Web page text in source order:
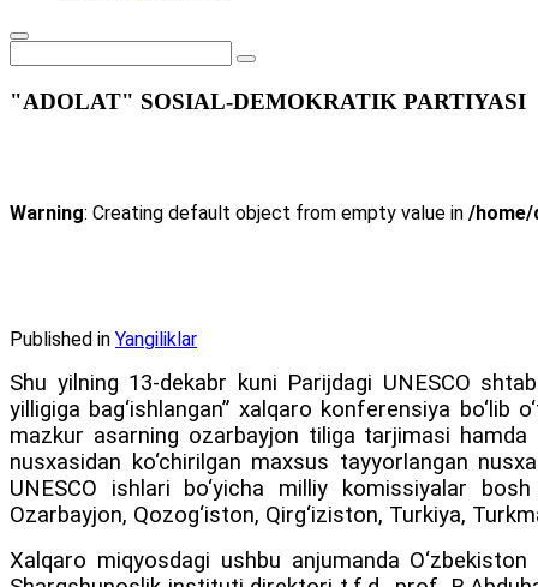
"ADOLAT" SOSIAL-DEMOKRATIK PARTIYASI
Warning: Creating default object from empty value in /home/
Published in Yangiliklar
Shu yilning 13-dekabr kuni Parijdagi UNESCO
yilligiga bag‘ishlangan” xalqaro konferensiya
mazkur asarning ozarbayjon tiliga tarjimasi
nusxasidan ko‘chirilgan maxsus tayyorlangan
UNESCO ishlari bo‘yicha milliy komissiyalar
Ozarbayjon, Qozog‘iston, Qirg‘iziston, Turkiya,
Xalqaro miqyosdagi ushbu anjumanda